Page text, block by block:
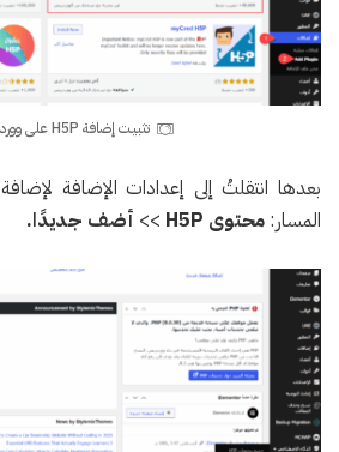
تثبيت إضافة H5P على ووردبريس.
بعدها انتقلتُ إلى إعدادات الإضافة
المسار: محتوى H5P >> أضف جديدًا.